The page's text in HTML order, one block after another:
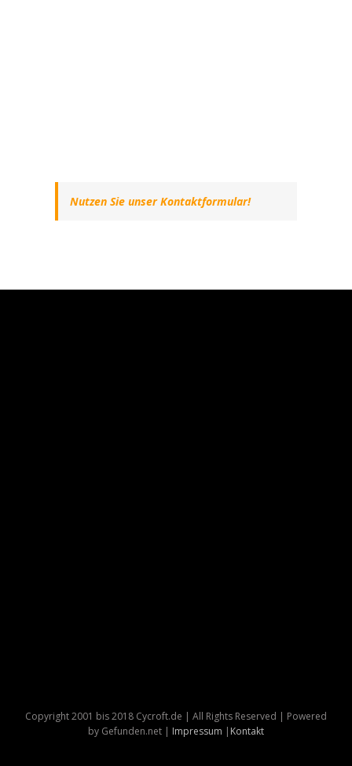
Nutzen Sie unser Kontaktformular!
Copyright 2001 bis 2018 Cycroft.de | All Rights Reserved | Powered
by Gefunden.net | Impressum | Kontakt